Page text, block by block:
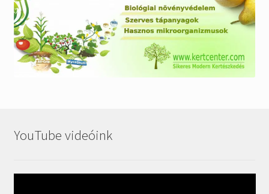
YouTube videóink